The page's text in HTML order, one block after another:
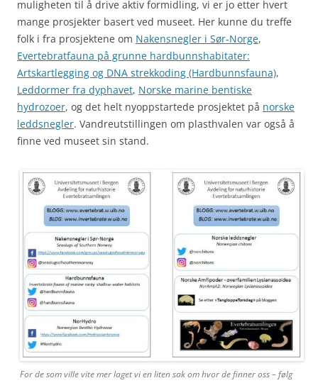
muligheten til å drive aktiv formidling, vi er jo etter hvert
mange prosjekter basert ved museet. Her kunne du treffe
folk i fra prosjektene om Nakensnegler i Sør-Norge,
Evertebratfauna på grunne hardbunnshabitater:
Artskartlegging og DNA strekkoding (Hardbunnsfauna),
Leddormer fra dyphavet, Norske marine bentiske
hydrozoer, og det helt nyoppstartede prosjektet på norske
leddsnegler. Vandreutstillingen om plasthvalen var også å
finne ved museet sin stand.
For de som ville vite mer laget vi en liten sak om hvor de finner oss – følg